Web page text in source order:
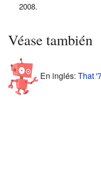
2008.
Véase también
En inglés: That